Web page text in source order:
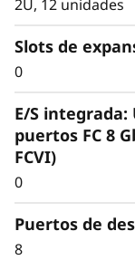
Optimice
Para una
predecibles,
ThinkSystem
2U, 12 unidades
Slots de
0
E/S integrada:
puertos FC 8
FCVI)
0
Puertos de
8